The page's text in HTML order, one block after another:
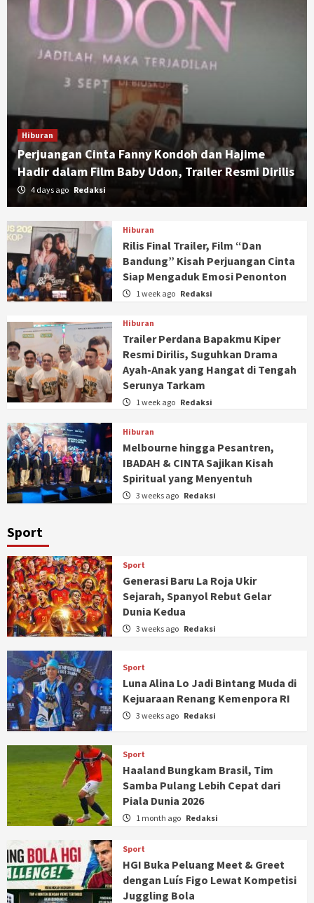
Hiburan
Perjuangan Cinta Fanny Kondoh dan Hajime
Hadir dalam Film Baby Udon, Trailer Resmi Dirilis
4 days ago Redaksi
Hiburan
Rilis Final Trailer, Film “Dan
Bandung” Kisah Perjuangan Cinta
Siap Mengaduk Emosi Penonton
1 week ago Redaksi
Hiburan
Trailer Perdana Bapakmu Kiper
Resmi Dirilis, Suguhkan Drama
Ayah-Anak yang Hangat di Tengah
Serunya Tarkam
1 week ago Redaksi
Hiburan
Melbourne hingga Pesantren,
IBADAH & CINTA Sajikan Kisah
Spiritual yang Menyentuh
3 weeks ago Redaksi
Sport
Sport
Generasi Baru La Roja Ukir
Sejarah, Spanyol Rebut Gelar
Dunia Kedua
3 weeks ago Redaksi
Sport
Luna Alina Lo Jadi Bintang Muda di
Kejuaraan Renang Kemenpora RI
3 weeks ago Redaksi
Sport
Haaland Bungkam Brasil, Tim
Samba Pulang Lebih Cepat dari
Piala Dunia 2026
1 month ago Redaksi
Sport
HGI Buka Peluang Meet & Greet
dengan Luís Figo Lewat Kompetisi
Juggling Bola